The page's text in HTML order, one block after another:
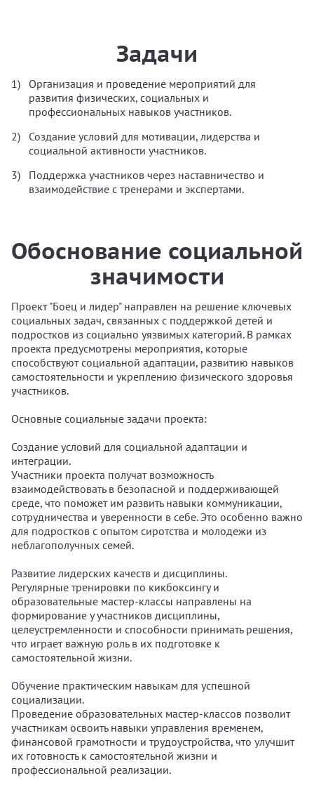
Задачи
Организация и проведение мероприятий для
развития физических, социальных и
профессиональных навыков участников.
Создание условий для мотивации, лидерства и
социальной активности участников.
Поддержка участников через наставничество и
взаимодействие с тренерами и экспертами.
Обоснование социальной
значимости
Проект "Боец и лидер" направлен на решение ключевых
социальных задач, связанных с поддержкой детей и
подростков из социально уязвимых категорий. В рамках
проекта предусмотрены мероприятия, которые
способствуют социальной адаптации, развитию навыков
самостоятельности и укреплению физического здоровья
участников.
Основные социальные задачи проекта:
Создание условий для социальной адаптации и
интеграции.
Участники проекта получат возможность
взаимодействовать в безопасной и поддерживающей
среде, что поможет им развить навыки коммуникации,
сотрудничества и уверенности в себе. Это особенно важно
для подростков с опытом сиротства и молодежи из
неблагополучных семей.
Развитие лидерских качеств и дисциплины.
Регулярные тренировки по кикбоксингу и
образовательные мастер-классы направлены на
формирование у участников дисциплины,
целеустремленности и способности принимать решения,
что играет важную роль в их подготовке к
самостоятельной жизни.
Обучение практическим навыкам для успешной
социализации.
Проведение образовательных мастер-классов позволит
участникам освоить навыки управления временем,
финансовой грамотности и трудоустройства, что улучшит
их готовность к самостоятельной жизни и
профессиональной реализации.